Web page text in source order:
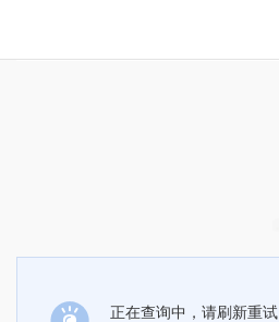
正在查询中，请刷新重试